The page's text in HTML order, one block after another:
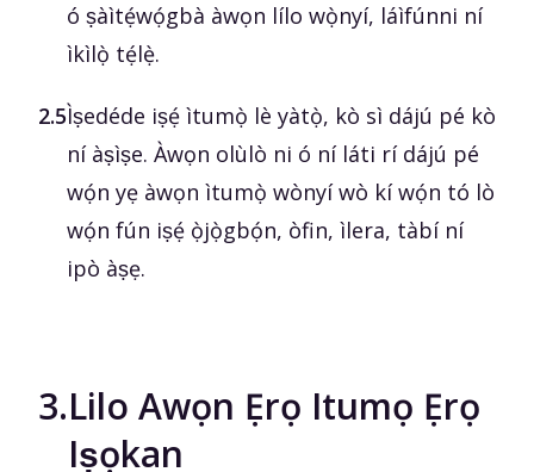
ó ṣàìtẹ́wọ́gbà àwọn lílo wọ̀nyí, láìfúnni ní
ìkìlọ̀ tẹ́lẹ̀.
2.5Ìṣedéde iṣẹ́ ìtumọ̀ lè yàtọ̀, kò sì dájú pé kò
ní àṣìṣe. Àwọn olùlò ni ó ní láti rí dájú pé
wọ́n yẹ àwọn ìtumọ̀ wònyí wò kí wọ́n tó lò
wọ́n fún iṣẹ́ ọ̀jọ̀gbọ́n, òfin, ìlera, tàbí ní
ipò àṣẹ.
3.Lilo Awọn Ẹrọ Itumọ Ẹrọ
Iṣọkan